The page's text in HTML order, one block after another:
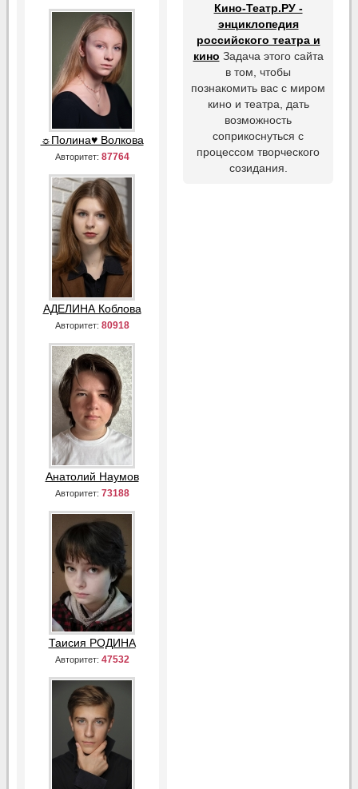
☼Полина♥ Волкова
Авторитет: 87764
АДЕЛИНА Коблова
Авторитет: 80918
Анатолий Наумов
Авторитет: 73188
Таисия РОДИНА
Авторитет: 47532
Кино-Театр.РУ -
энциклопедия
российского театра и
кино Задача этого сайта
в том, чтобы
познакомить вас с миром
кино и театра, дать
возможность
соприкоснуться с
процессом творческого
созидания.